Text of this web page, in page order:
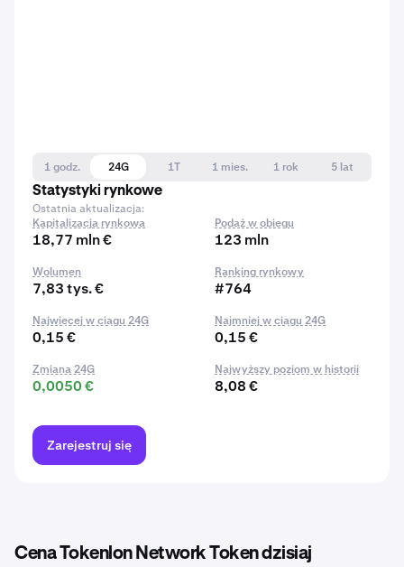
1 godz. 24G 1T 1 mies. 1 rok
5 lat
Statystyki rynkowe
Ostatnia aktualizacja:
Kapitalizacja rynkowa
18,77 mln €
Podaż w obiegu
123 mln
Wolumen
7,83 tys. €
Ranking rynkowy
#764
Najwięcej w ciągu 24G
0,15 €
Najmniej w ciągu 24G
0,15 €
Zmiana 24G
0,0050 €
Najwyższy poziom w historii
8,08 €
Zarejestruj się
Cena Tokenlon Network Token dzisiaj